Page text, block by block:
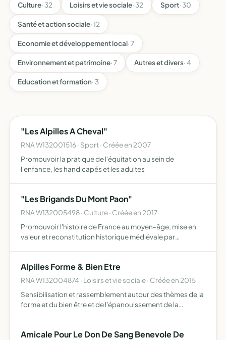
Culture· 32 Loisirs et vie sociale· 32 Sport· 30
Santé et action sociale· 12
Economie et développement local· 7
Environnement et patrimoine· 7 Autres et divers· 4
Education et formation· 3
"Les Alpilles A Cheval"
RNA W132001516 · Sport · Créée en 2007
Promouvoir la pratique de l'équitation au sein de
l'enfance, les handicapés et les adultes
"Les Brigands Du Mont Paon"
RNA W132005498 · Culture · Créée en 2017
Promouvoir l'histoire de France au moyen-âge, mise en
valeur et reconstitution historique médiévale par
pra…
Alpilles Forme & Bien Etre
RNA W132004874 · Loisirs et vie sociale · Créée en 2015
Sensibilisation et rassemblement autour des thèmes de la
forme et du bien être et de l'épanouissement de la
Amicale Pour Le Don De Sang Benevole De